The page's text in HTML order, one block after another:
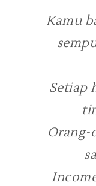
Kamu
Setiap
Orang-